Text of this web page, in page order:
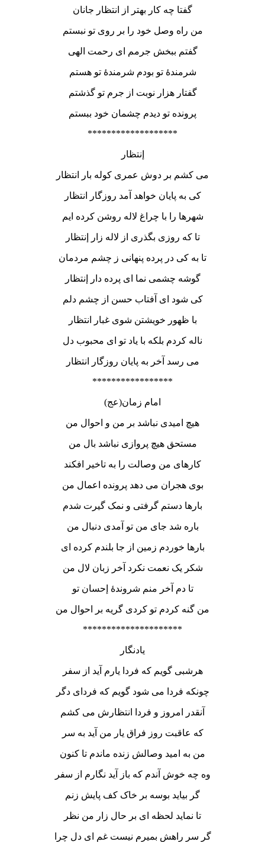
گفتا چه کار بهتر از انتظار جانان
من راه وصل خود را بر روی تو نبستم
گفتم ببخش جرمم ای رحمت الهی
شرمندۀ تو بودم شرمندۀ تو هستم
گفتار هزار نوبت از جرم تو گذشتم
پرونده تو دیدم چشمان خود ببستم
*******************
إنتظار
می کشم بر دوش عمری کوله بار انتظار
کی به پایان خواهد آمد روزگار انتظار
شهرها را با چراغ لاله روشن کرده ایم
تا که روزی بگذری از لاله زار إنتظار
تا به کی در پرده پنهانی ز چشم مردمان
گوشه چشمی نما ای پرده دار إنتظار
کی شود ای آفتاب حسن از چشم دلم
با ظهور خویشتن شوی غبار انتظار
ناله کردم بلکه با یاد تو ای محبوب دل
می رسد آخر به پایان روزگار انتظار
*****************
امام زمان(عج)
هیچ امیدی نباشد بر من و احوال من
مستحق هیچ پروازی نباشد بال من
کارهای من وصالت را به تاخیر افکند
بوی هجران می دهد پرونده اعمال من
بارها دستم گرفتی و نمک گیرت شدم
باره شد جای من تو آمدی دنبال من
بارها خوردم زمین از جا بلندم کرده ای
شکر یک نعمت نکرد آخر زبان لال من
تا دم آخر منم شروندۀ إحسان تو
من گنه کردم تو کردی گریه بر احوال من
*********************
یادنگار
هرشبی گویم که فردا یارم آید از سفر
چونکه فردا می شود گویم که فردای دگر
آنقدر امروز و فردا انتظارش می کشم
که عاقبت روز فراق یار من آید به سر
من به امید وصالش زنده ماندم تا کنون
وه چه خوش آندم که باز آید نگارم از سفر
گر بیاید بوسه بر خاک کف پایش زنم
تا نماید لحظه ای بر حال زار من نظر
گر سر راهش بمیرم نیست غم ای دل چرا